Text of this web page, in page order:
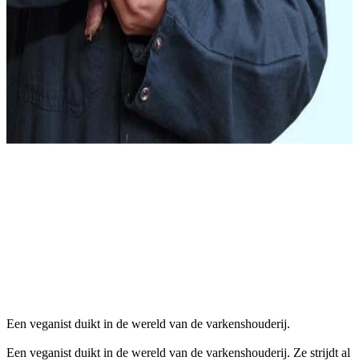
Een veganist duikt in de wereld van de varkenshouderij.
Een veganist duikt in de wereld van de varkenshouderij. Ze strijdt al